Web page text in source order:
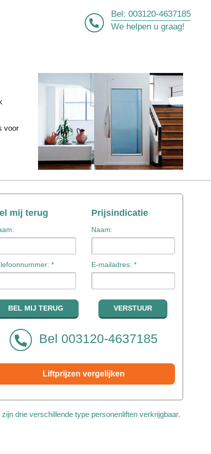
Bel: 003120-4637185
We helpen u graag!
voor
mij terug
*
Prijsindicatie
Naam:
E-mailadres: *
Bel 003120-4637185
Liftprijzen vergelijken
zijn drie verschillende type personenliften verkrijgbaar.